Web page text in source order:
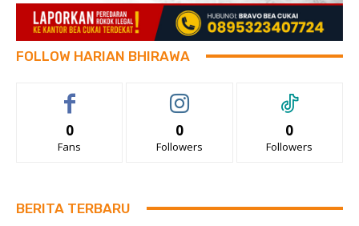
FOLLOW HARIAN BHIRAWA
0
Fans
0
Followers
0
Followers
BERITA TERBARU